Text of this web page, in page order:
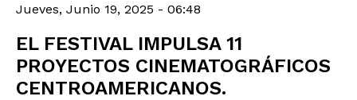
Jueves, Junio 19, 2025 - 06:48
EL FESTIVAL IMPULSA 11
PROYECTOS CINEMATOGRÁFICOS
CENTROAMERICANOS.